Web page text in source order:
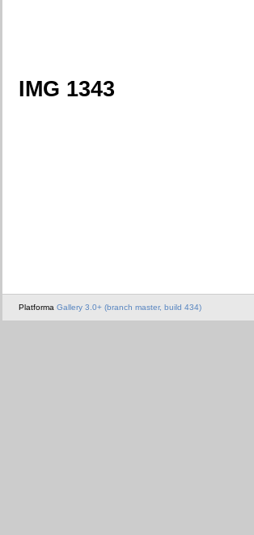
IMG 1343
Platforma Gallery 3.0+ (branch master, build 434)